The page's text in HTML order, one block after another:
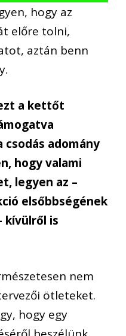
hogy az
előre tolni,
aztán benn
a kettőt
csodás adomány
hogy valami
legyen az –
elsőbbségének
kívülről is
nem
ötleteket.
hogy egy